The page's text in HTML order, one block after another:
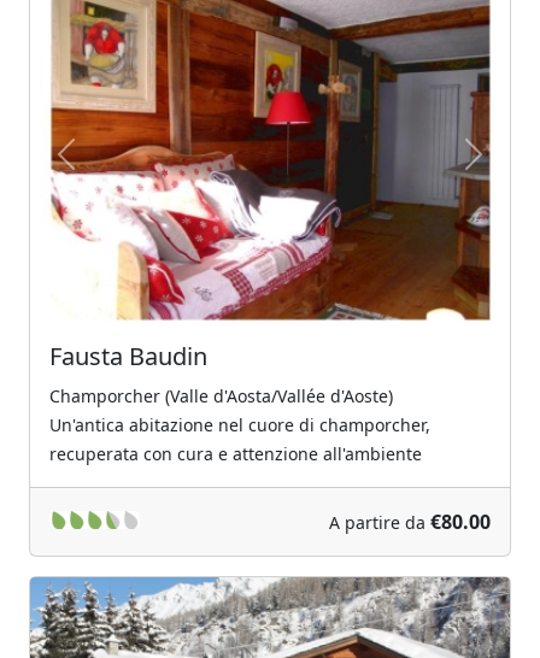
Previous Next
Fausta Baudin
Champorcher (Valle d'Aosta/Vallée d'Aoste)
Un'antica abitazione nel cuore di champorcher,
recuperata con cura e attenzione all'ambiente
A partire da €80.00